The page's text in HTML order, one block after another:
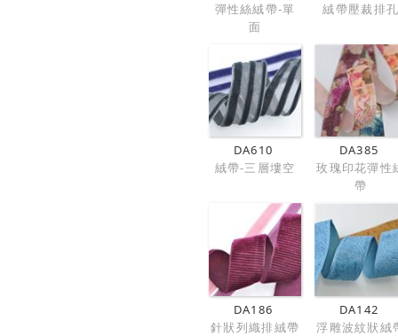
彈性絲絨帶-單
面
絨帶壓裁排
DA610
絨帶-三層塿空
DA385
玫瑰印花彈性
帶
DA186
針狀列織排絨帶
DA142
浮雕波紋狀絨